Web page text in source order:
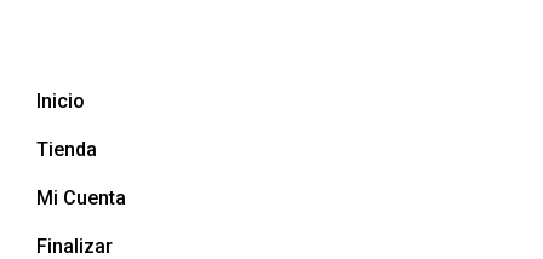
Inicio
Tienda
Mi Cuenta
Finalizar